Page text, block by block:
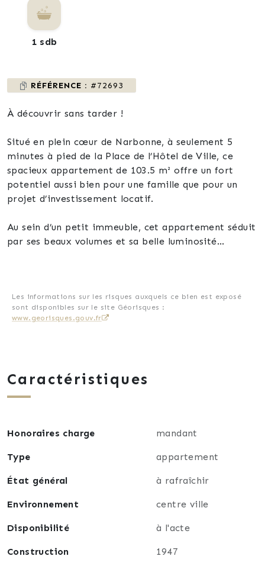
1 sdb
RÉFÉRENCE : #72693
À découvrir sans tarder !
Situé en plein cœur de Narbonne, à seulement 5
minutes à pied de la Place de l’Hôtel de Ville, ce
spacieux appartement de 103.5 m² offre un fort
potentiel aussi bien pour une famille que pour un
projet d’investissement locatif.
Au sein d’un petit immeuble, cet appartement séduit
par ses beaux volumes et sa belle luminosité
L’appartement nécessite quelques travaux de
toutes les commodités à pied : commerces, écoles,
transports, restaurants et vie de quartier.
caractère à réinventer !
Les informations sur les risques auxquels ce bien est exposé
sont disponibles sur le site Géorisques :
www.georisques.gouv.fr
Caractéristiques
Honoraires charge mandant
Type appartement
État général à rafraîchir
Environnement centre ville
Disponibilité à l'acte
Construction 1947